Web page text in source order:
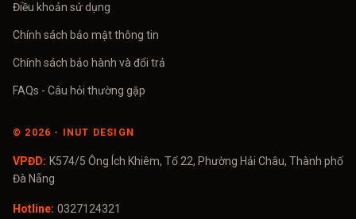
Điều khoản sử dụng
Chính sách bảo mật thông tin
Chính sách bảo hành và đổi trả
FAQs - Câu hỏi thường gặp
© 2026 - INUT DESIGN
VPĐD: K574/5 Ông Ích Khiêm, Tổ 22, Phường Hải Châu, Thành phố
Đà Nẵng
Hotline: 0327124321